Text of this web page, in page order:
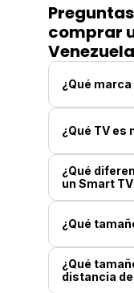
comprar
Venezuela
¿Qué
¿Qué TV es
¿Qué
un Smart
¿Qué
¿Qué
distancia